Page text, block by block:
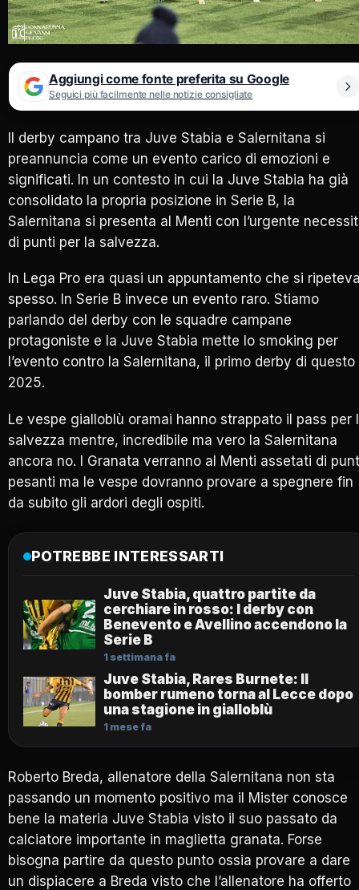
Aggiungi come fonte preferita su Google
Seguici più facilmente nelle notizie consigliate
Il derby campano tra Juve Stabia e Salernitana si
preannuncia come un evento carico di emozioni e
significati. In un contesto in cui la Juve Stabia ha già
consolidato la propria posizione in Serie B, la
Salernitana si presenta al Menti con l’urgente
di punti per la salvezza.
In Lega Pro era quasi un appuntamento che si
spesso. In Serie B invece un evento raro. Stiamo
parlando del derby con le squadre campane
protagoniste e la Juve Stabia mette lo smoking per
l’evento contro la Salernitana, il primo derby di questo
2025.
Le vespe gialloblù oramai hanno strappato il pass per
salvezza mentre, incredibile ma vero la Salernitana
ancora no. I Granata verranno al Menti assetati di
pesanti ma le vespe dovranno provare a spegnere fin
da subito gli ardori degli ospiti.
POTREBBE INTERESSARTI
Juve Stabia, quattro partite da
cerchiare in rosso: I derby con
Benevento e Avellino accendono la
Serie B
1 settimana fa
Juve Stabia, Rares Burnete: Il
bomber rumeno torna al Lecce dopo
una stagione in gialloblù
1 mese fa
Roberto Breda, allenatore della Salernitana non sta
passando un momento positivo ma il Mister conosce
bene la materia Juve Stabia visto il suo passato da
calciatore importante in maglietta granata. Forse
bisogna partire da questo punto ossia provare a dare
un dispiacere a Breda visto che l’allenatore ha offerto